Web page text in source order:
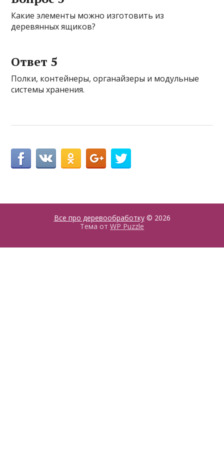
Какие элементы можно изготовить из
деревянных ящиков?
Ответ 5
Полки, контейнеры, органайзеры и модульные
системы хранения.
Все про деревообработку© 2026
Тема от WP Puzzle